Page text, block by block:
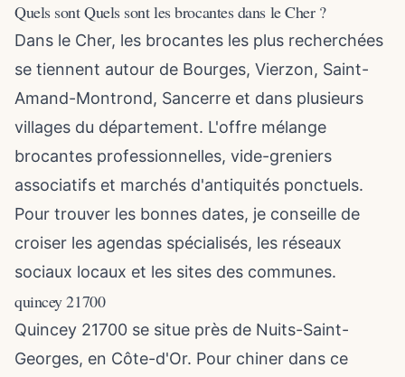
Quels sont Quels sont les brocantes dans le Cher ?
Dans le Cher, les brocantes les plus recherchées
se tiennent autour de Bourges, Vierzon, Saint-
Amand-Montrond, Sancerre et dans plusieurs
villages du département. L'offre mélange
brocantes professionnelles, vide-greniers
associatifs et marchés d'antiquités ponctuels.
Pour trouver les bonnes dates, je conseille de
croiser les agendas spécialisés, les réseaux
sociaux locaux et les sites des communes.
quincey 21700
Quincey 21700 se situe près de Nuits-Saint-
Georges, en Côte-d'Or. Pour chiner dans ce